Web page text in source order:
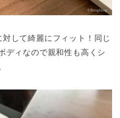
して綺麗にフィット！同じ
ディなので親和性も高くシ